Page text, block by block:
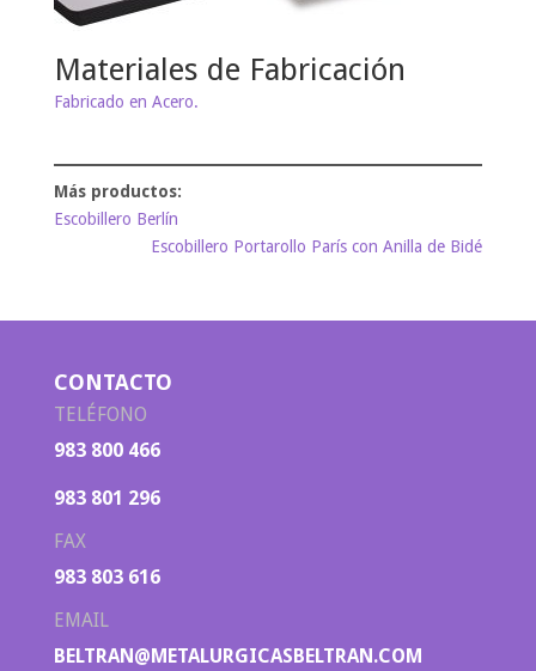
Materiales de Fabricación
Fabricado en Acero.
Escobillero Berlín
Escobillero Portarollo París con Anilla de Bidé
CONTACTO
TELÉFONO
983 800 466
983 801 296
FAX
983 803 616
EMAIL
BELTRAN@METALURGICASBELTRAN.COM